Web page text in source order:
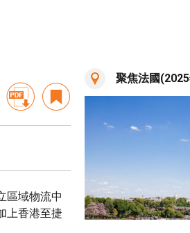
區域物流中
上香港至捷
聚焦法國